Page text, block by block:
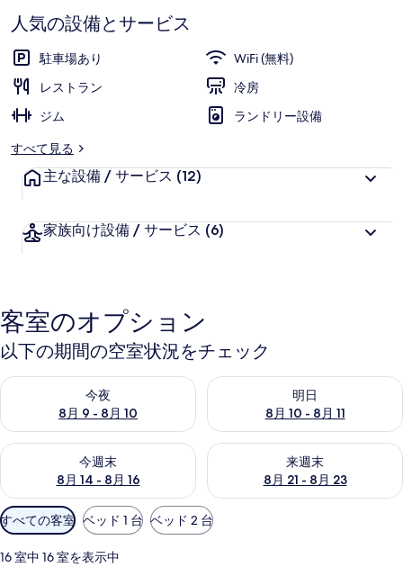
店）
の
写
真
ギ
ャ
す
人気の設備とサービス
駐車場あり
WiFi (無料)
レストラン
冷房
ジム
ランドリー設備
すべて見る
主な設備 / サービス (12)
家族向け設備 / サービス (6)
客室のオプション
以下の期間の空室状況をチェック
今夜
8月 9 - 8月 10
今夜 8月 9 - 8月 10 の空室状況をチェック
明日
8月 10 - 8月 11
明日 8月 10 - 8月 11 の空室状
今週末
8月 14 - 8月 16
今週末 8月 14 - 8月 16 の空室状況をチェック
来週末
8月 21 - 8月 23
来週末 8月 21 - 8月 23 の空室
利
用
可
すべての客室 ベッド 1 台 ベッド 2 台
16 室中 16 室を表示中